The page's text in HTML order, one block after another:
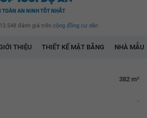
TOÀN AN NINH TỐT NHẤT
đánh giá trên cộng đồng cư dân
THIỆU THIẾT KẾ MẶT BẰNG NHÀ MẪU
382 m²
-